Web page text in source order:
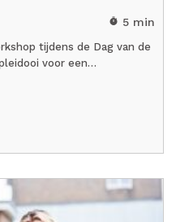
timer 5 min
tijdens de Dag van de
voor een…